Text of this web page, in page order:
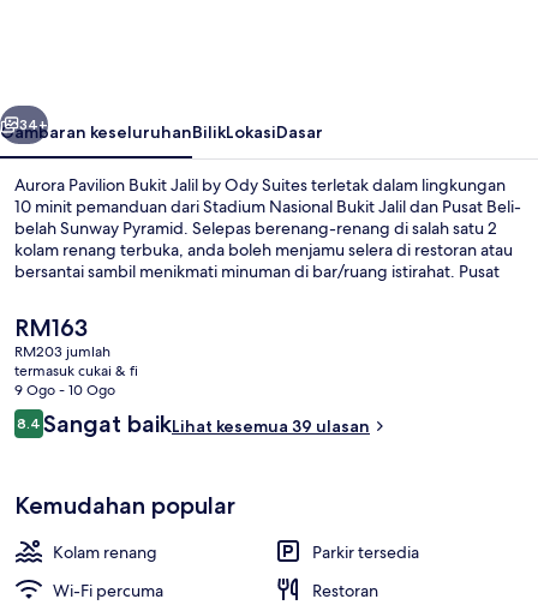
Ody
Suites
Seterusnya
34+
Gambaran keseluruhanBilikLokasiDasar
Aurora Pavilion Bukit Jalil by Ody Suites terletak dalam lingkungan
10 minit pemanduan dari Stadium Nasional Bukit Jalil dan Pusat Beli-
belah Sunway Pyramid. Selepas berenang-renang di salah satu 2
kolam renang terbuka, anda boleh menjamu selera di restoran atau
bersantai sambil menikmati minuman di bar/ruang istirahat. Pusat
kemudahan dalam bilik termasuk peti sejuk dan ketuhar gelombang
mikro.
Harga
semasa
ialah
RM163
RM163
RM203 jumlah
termasuk cukai & fi
9 Ogo - 10 Ogo
Ulasan
8.48.4 daripada 10
Sangat baikLihat kesemua 39 ulasan
Kemudahan popular
Kolam renang
Parkir tersedia
Wi-Fi percuma
Restoran